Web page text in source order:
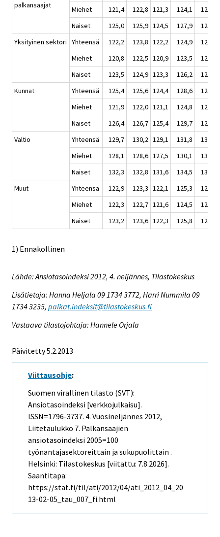
palkansaajat
Miehet
121,4 122,8 121,3 124,1
125,3
Naiset
125,0 125,9 124,5 127,9
129,1
Yksityinen sektori
Yhteensä 122,2 123,8 122,2 124,9
126,3
Miehet
120,8 122,5 120,9 123,5
124,7
Naiset
123,5 124,9 123,3 126,2
127,9
Kunnat
Yhteensä 125,4 125,6 124,4 128,6
128,6
Miehet
121,9 122,0 121,1 124,8
124,9
Naiset
126,4 126,7 125,4 129,7
129,8
Valtio
Yhteensä 129,7 130,2 129,1 131,8
134,2
Miehet
128,1 128,6 127,5 130,1
132,5
Naiset
132,3 132,8 131,6 134,5
136,9
Muut
Yhteensä 122,9 123,3 122,1 125,3
127,0
Miehet
122,3 122,7 121,6 124,5
126,3
Naiset
123,2 123,6 122,3 125,8 127,4
1) Ennakollinen
Lähde: Ansiotasoindeksi 2012, 4. neljännes, Tilastokeskus
Lisätietoja: Hanna Heljala 09 1734 3772, Harri Nummila 09
1734 3235, palkat.indeksit@tilastokeskus.fi
Vastaava tilastojohtaja: Hannele Orjala
Päivitetty 5.2.2013
Viittausohje:
Suomen virallinen tilasto (SVT):
Ansiotasoindeksi [verkkojulkaisu].
ISSN=1796-3737. 4. Vuosineljännes 2012,
Liitetaulukko 7. Palkansaajien
ansiotasoindeksi 2005=100
työnantajasektoreittain ja sukupuolittain .
Helsinki: Tilastokeskus [viitattu: 7.8.2026].
Saantitapa:
https://stat.fi/til/ati/2012/04/ati_2012_04_20
13-02-05_tau_007_fi.html